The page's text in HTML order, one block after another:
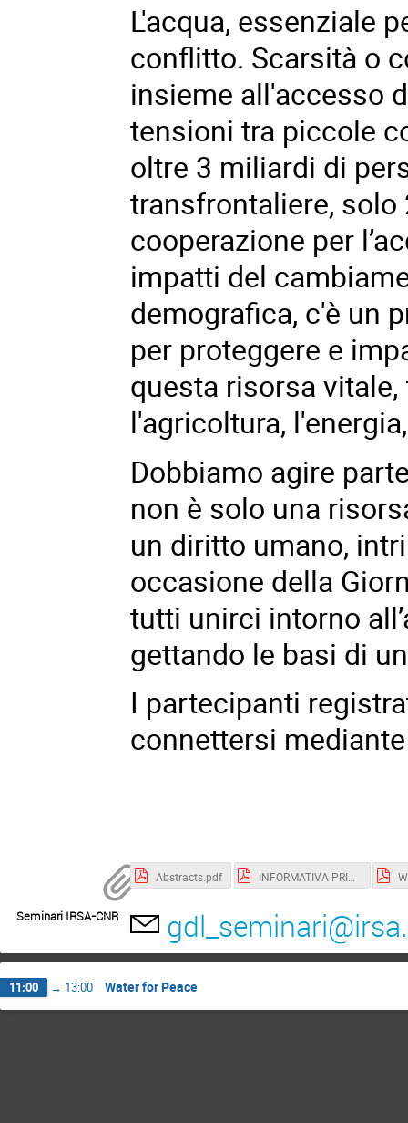
L'acqua, essenziale
conflitto. Scarsità o
insieme all'accesso
tensioni tra piccole
oltre 3 miliardi di
transfrontaliere,
cooperazione per
impatti del
demografica, c'è un
per proteggere e
questa risorsa
l'agricoltura,
Dobbiamo agire
non è solo una
un diritto umano,
occasione della
tutti unirci intorno
gettando le basi di
I partecipanti
connettersi
Abstracts.pdf
Seminari IRSA-CNR
11:00 → 13:00 Water for Peace